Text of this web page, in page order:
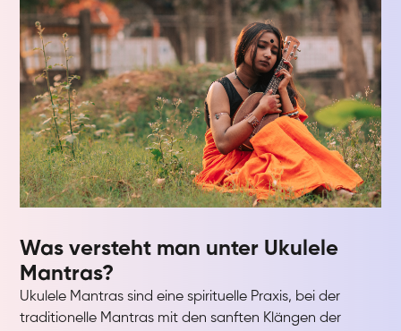
Was versteht man unter Ukulele
Mantras?
Ukulele Mantras sind eine spirituelle Praxis, bei der
traditionelle Mantras mit den sanften Klängen der